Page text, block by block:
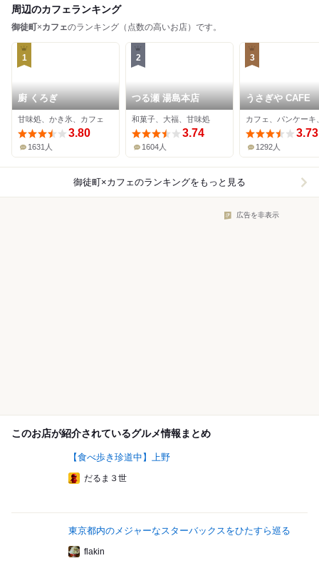
周辺のカフェランキング
御徒町×カフェのランキング（点数の高いお店）です。
1
廚 くろぎ
甘味処、かき氷、カフェ
3.80
1631人
2
つる瀬 湯島本店
和菓子、大福、甘味処
3.74
1604人
3
うさぎや CAFE
3.73
1292人
御徒町×カフェのランキングをもっと見る
広告を非表示
このお店が紹介されているグルメ情報まとめ
【食べ歩き珍道中】上野
だるま３世
東京都内のメジャーなスターバックスをひたすら巡る
flakin